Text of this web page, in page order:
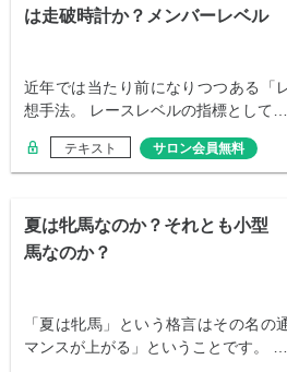
は走破時計か？メンバーレベル
近年では当たり前になりつつある「
想手法。 レースレベルの指標として…
テキスト サロン会員無料
夏は牝馬なのか？それとも小型
馬なのか？
「夏は牝馬」という格言はその名の
マンスが上がる」ということです。 …